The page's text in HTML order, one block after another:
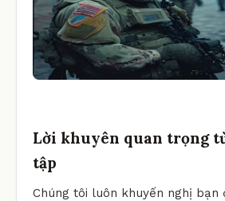
Lời khuyên quan trọng
tập
Chúng tôi luôn khuyến nghị bạn